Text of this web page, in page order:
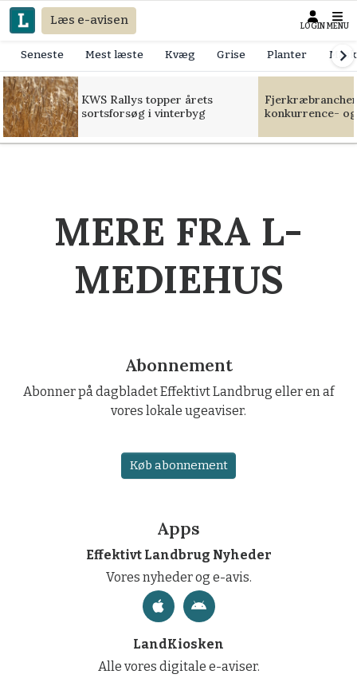
Læs e-avisen LOGIN MENU
Seneste Mest læste Kvæg Grise Planter
KWS Rallys topper årets
sortsforsøg i vinterbyg
konkurrence-
MERE FRA L-
MEDIEHUS
Abonnement
Abonner på dagbladet Effektivt Landbrug eller en af
vores lokale ugeaviser.
Køb abonnement
Apps
Effektivt Landbrug Nyheder
Vores nyheder og e-avis.
LandKiosken
Alle vores digitale e-aviser.